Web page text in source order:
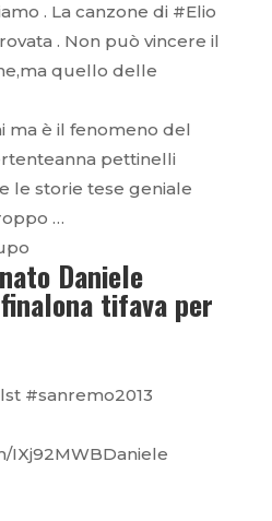
. La canzone di #Elio
. Non può vincere il
quello delle
ma è il fenomeno del
pettinelli
le storie tese geniale
…
Daniele
tifava per
#sanremo2013
IXj92MWBDaniele